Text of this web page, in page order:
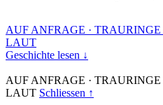
AUF ANFRAGE · TRAURINGE
LAUT
Geschichte lesen ↓
AUF ANFRAGE · TRAURINGE
LAUT Schliessen ↑